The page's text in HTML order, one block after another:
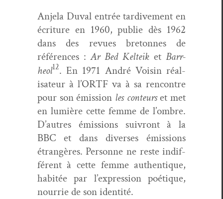
Anjela Duval entrée tar­di­ve­ment en
écri­t­ure en 1960, pub­lie dès 1962
dans des revues bre­tonnes de
références : Ar Bed Kel­teiketBarr-
heol12. En 1971 André Voisin réal­
isa­teur à l’ORTF va à sa ren­con­tre
pour son émis­sion les con­teurset met
en lumière cette femme de l’ombre.
D’autres émis­sions suiv­ront à la
BBC et dans divers­es émis­sions
étrangères. Per­son­ne ne reste indif­
férent à cette femme authen­tique,
habitée par l’expression poé­tique,
nour­rie de son identité.